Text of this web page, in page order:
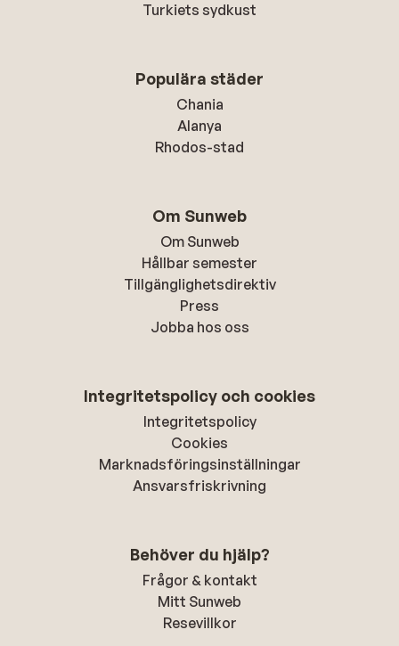
Turkiets sydkust
Populära städer
Chania
Alanya
Rhodos-stad
Om Sunweb
Om Sunweb
Hållbar semester
Tillgänglighetsdirektiv
Press
Jobba hos oss
Integritetspolicy och cookies
Integritetspolicy
Cookies
Marknadsföringsinställningar
Ansvarsfriskrivning
Behöver du hjälp?
Frågor & kontakt
Mitt Sunweb
Resevillkor